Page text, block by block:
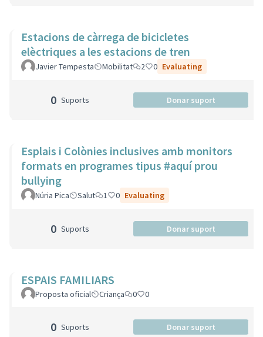
Estacions de càrrega de bicicletes
elèctriques a les estacions de tren
Javier Tempesta Mobilitat 2 0 Evaluating
0 Suports Donar suport
Esplais i Colònies inclusives amb monitors
formats en programes tipus #aquí prou
bullying
Núria Pica Salut 1 0 Evaluating
0 Suports Donar suport
ESPAIS FAMILIARS
Proposta oficial Criança 0 0
0 Suports Donar suport